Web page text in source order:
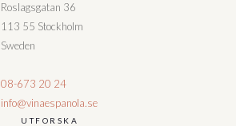
Roslagsgatan 36
113 55 Stockholm
Sweden
08-673 20 24
info@vinaespanola.se
UTFORSKA